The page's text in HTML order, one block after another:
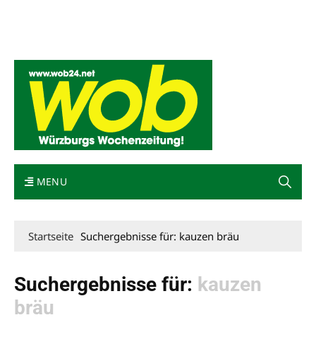
MENU
Startseite Suchergebnisse für: kauzen bräu
Suchergebnisse für: kauzen
bräu